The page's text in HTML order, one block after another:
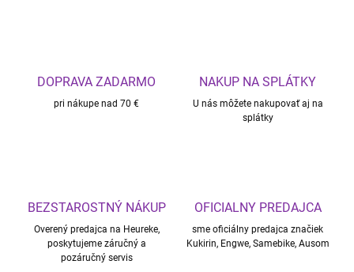
DOPRAVA ZADARMO
pri nákupe nad 70 €
NAKUP NA SPLÁTKY
U nás môžete nakupovať aj na
splátky
BEZSTAROSTNÝ NÁKUP
Overený predajca na Heureke,
poskytujeme záručný a
pozáručný servis
OFICIALNY PREDAJCA
sme oficiálny predajca značiek
Kukirin, Engwe, Samebike, Ausom